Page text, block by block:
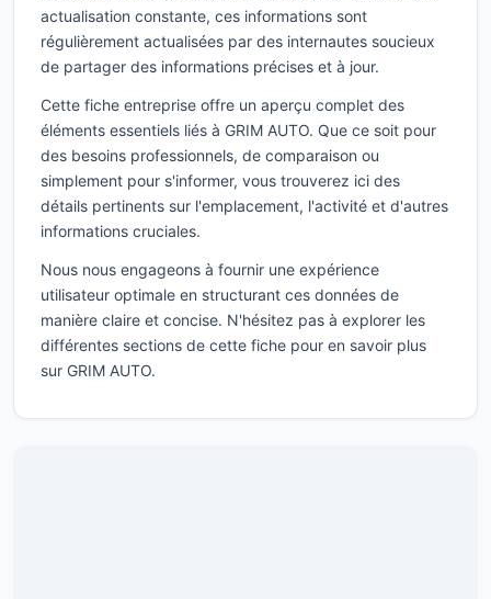
actualisation constante, ces informations sont
régulièrement actualisées par des internautes soucieux
de partager des informations précises et à jour.
Cette fiche entreprise offre un aperçu complet des
éléments essentiels liés à GRIM AUTO. Que ce soit pour
des besoins professionnels, de comparaison ou
simplement pour s'informer, vous trouverez ici des
détails pertinents sur l'emplacement, l'activité et d'autres
informations cruciales.
Nous nous engageons à fournir une expérience
utilisateur optimale en structurant ces données de
manière claire et concise. N'hésitez pas à explorer les
différentes sections de cette fiche pour en savoir plus
sur GRIM AUTO.